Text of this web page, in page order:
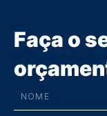
Faça o